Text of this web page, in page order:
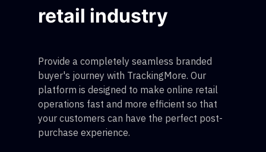
retail industry
Provide a completely seamless branded
buyer's journey with TrackingMore. Our
platform is designed to make online retail
operations fast and more efficient so that
your customers can have the perfect post-
purchase experience.